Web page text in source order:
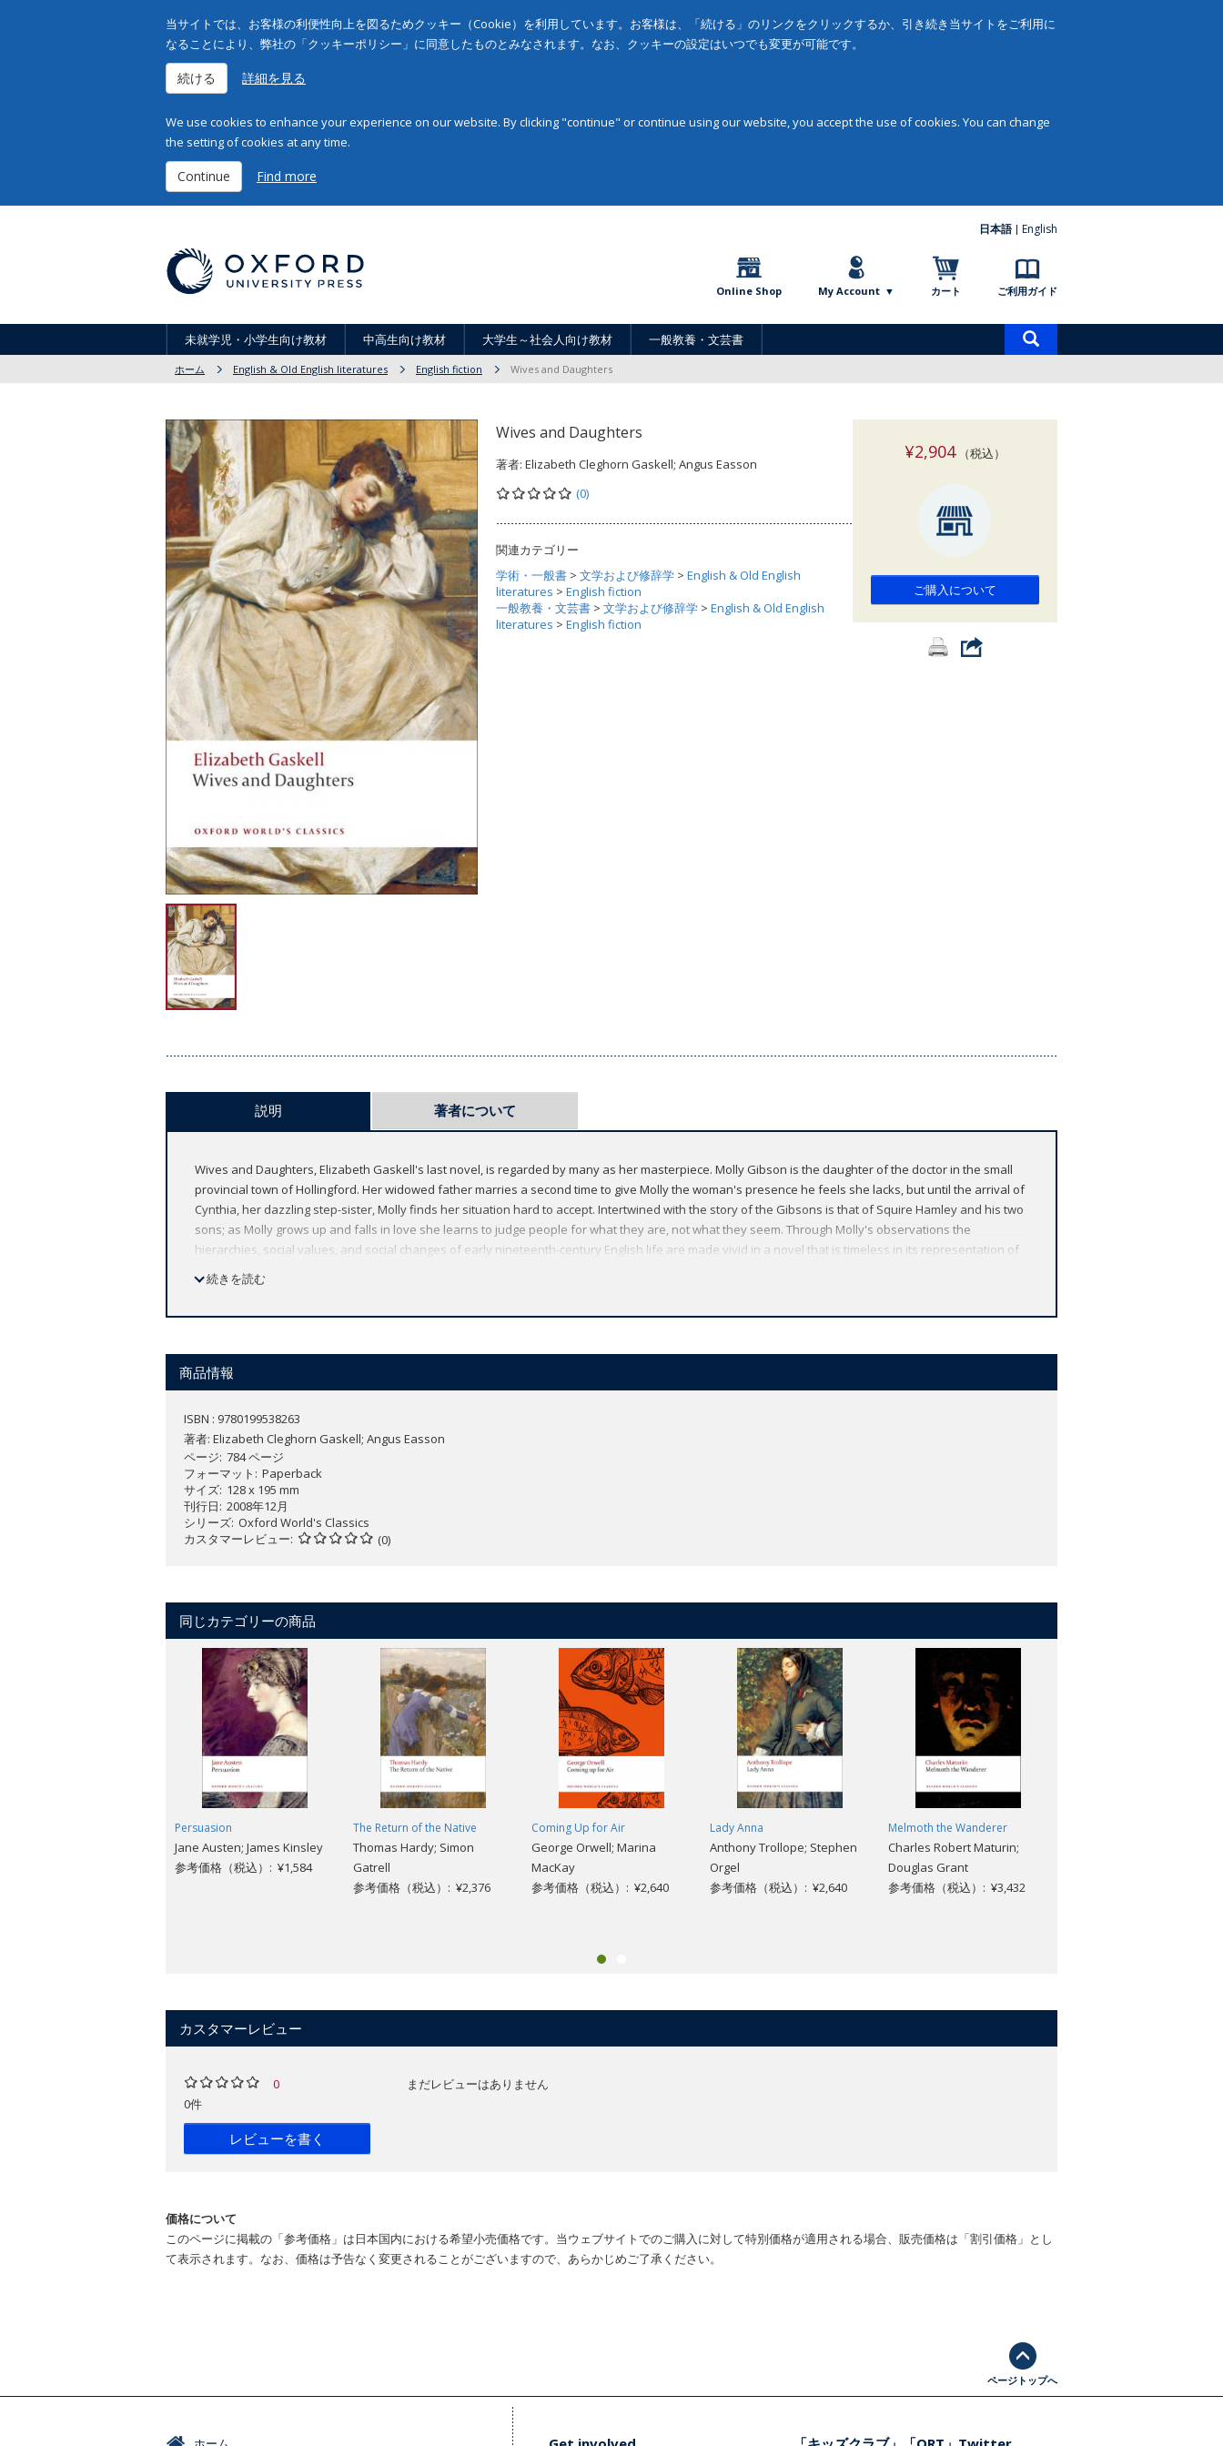
当サイトでは、お客様の利便性向上を図るためクッキー（Cookie）を利用しています。お客様は、「続ける」のリンクをクリックするか、引き続き当サイトをご利用に
なることにより、弊社の「クッキーポリシー」に同意したものとみなされます。なお、クッキーの設定はいつでも変更が可能です。
続ける 詳細を見る
We use cookies to enhance your experience on our website. By clicking "continue" or continue using our website, you accept the use of cookies. You can change
the setting of cookies at any time.
Continue Find more
日本語 English
Online Shop My Account カート ご利用ガイド
未就学児・小学生向け教材 中高生向け教材 大学生～社会人向け教材 一般教養・文芸書
索
ホーム English & Old English literatures English fiction Wives and Daughters
Wives and Daughters
著者: Elizabeth Cleghorn Gaskell; Angus Easson
(0)
関連カテゴリー
学術・一般書 > 文学および修辞学 > English & Old English
literatures > English fiction
一般教養・文芸書 > 文学および修辞学 > English & Old English
literatures > English fiction
¥2,904（税込）
ご購入について
説明 著者について
Wives and Daughters, Elizabeth Gaskell's last novel, is regarded by many as her masterpiece. Molly Gibson is the daughter of the doctor in the small
provincial town of Hollingford. Her widowed father marries a second time to give Molly the woman's presence he feels she lacks, but until the arrival of
Cynthia, her dazzling step-sister, Molly finds her situation hard to accept. Intertwined with the story of the Gibsons is that of Squire Hamley and his two
sons; as Molly grows up and falls in love she learns to judge people for what they are, not what they seem. Through Molly's observations the
hierarchies, social values, and social changes of early nineteenth-century English life are made vivid in a novel that is timeless in its representation of
manuscript to present the most accurate text so far available. *ABOUT THE SERIES: For over 100 years Oxford World's Classics has made available the
続きを読む
商品情報
ISBN : 9780199538263
著者: Elizabeth Cleghorn Gaskell; Angus Easson
ページ 784 ページ
フォーマット
Paperback
サイズ 128 x 195 mm
刊行日 2008年12月
シリーズ Oxford World's Classics
カスタマーレビュー
(0)
同じカテゴリーの商品
Persuasion
Jane Austen; James Kinsley
参考価格（税込）: ¥1,584
The Return of the Native
Thomas Hardy; Simon
Gatrell
参考価格（税込）: ¥2,376
Coming Up for Air
George Orwell; Marina
MacKay
参考価格（税込）: ¥2,640
Lady Anna
Anthony Trollope; Stephen
Orgel
参考価格（税込）: ¥2,640
Melmoth the Wanderer
Charles Robert Maturin;
Douglas Grant
参考価格（税込）: ¥3,432
カスタマーレビュー
0
0件
レビューを書く
まだレビューはありません
価格について
このページに掲載の「参考価格」は日本国内における希望小売価格です。当ウェブサイトでのご購入に対して特別価格が適用される場合、販売価格は「割引価格」とし
て表示されます。なお、価格は予告なく変更されることがございますので、あらかじめご了承ください。
ページトップへ